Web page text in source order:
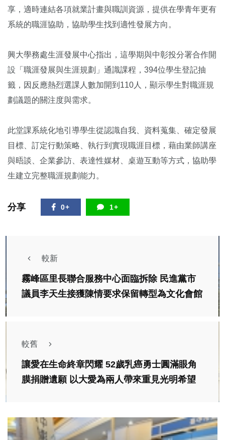
享，適時連結各項就業計畫與職訓資源，提供在學青年更有
系統的職涯協助，協助學生找到適性發展方向。
興大學務處生涯發展中心指出，這學期與中彰投分署合作開
設「職涯發展與生涯規劃」通識課程，394位學生登記抽
籤，因反應熱烈選課人數加開到110人，顯示學生對職涯規
劃議題的關注度與需求。
此堂課系統化地引導學生從認識自我、資料蒐集、確定發展
目標、訂定行動策略、執行到實現職涯目標，藉由業師講座
與晤談、企業參訪、表達性媒材、桌遊互動等方式，協助學
生建立完整職涯規劃能力。
分享 0+ 1+
較新
霧峰區里長聯合服務中心面臨拆除 民進黨市
議員李天生接獲陳情要求保留轉型為文化會館
較舊
讓愛在生命終章閃耀 52歲乳癌勇士圓滿眼角
膜捐贈遺願 以大愛為兩人帶來重見光明希望